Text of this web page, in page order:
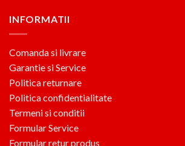
INFORMATII
Comanda si livrare
Garantie si Service
Politica returnare
Politica confidentialitate
Termeni si conditii
Formular Service
Formular retur produs